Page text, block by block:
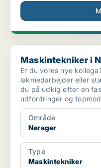
Maskintekniker i Nørager
Maskintekniker i
Er du vores nye
lakmedarbejder eller
du på udkig efter en
udfordringer og
Område
Nørager
Type
Maskintekniker